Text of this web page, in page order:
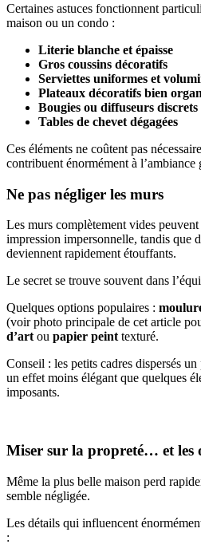
Certaines astuces fonctionnent
maison ou un condo :
Literie blanche et épaisse
Gros coussins décoratifs
Serviettes uniformes et
Plateaux décoratifs bien
Bougies ou diffuseurs discrets
Tables de chevet dégagées
Ces éléments ne coûtent pas
contribuent énormément à l’ambiance
Ne pas négliger les murs
Les murs complètement vides
impression impersonnelle, tandis que
deviennent rapidement étouffants.
Le secret se trouve souvent dans
Quelques options populaires :
(voir photo principale de cet article
d’art ou papier peint texturé.
Conseil : les petits cadres dispersés
un effet moins élégant que quelques
imposants.
Miser sur la propreté… et les
Même la plus belle maison perd
semble négligée.
Les détails qui influencent
: